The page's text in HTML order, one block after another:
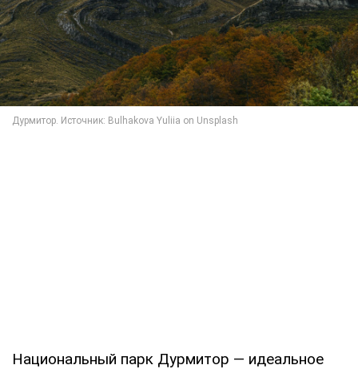
Национальный парк Дурмитор — идеальное